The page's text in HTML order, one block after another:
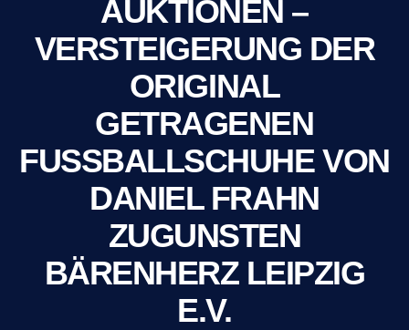
AUKTIONEN –
VERSTEIGERUNG DER
ORIGINAL
GETRAGENEN
FUSSBALLSCHUHE VON D
ANIEL FRAHN Z
UGUNSTEN B
ÄRENHERZ LEIPZIG E
.V.